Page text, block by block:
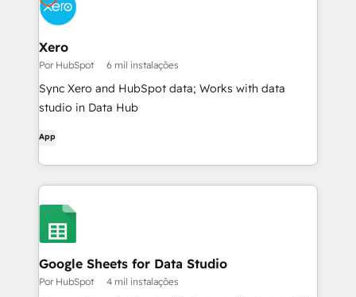
Xero
Por HubSpot 6 mil instalações
Sync Xero and HubSpot data; Works with data
studio in Data Hub
App
Google Sheets for Data Studio
Por HubSpot 4 mil instalações